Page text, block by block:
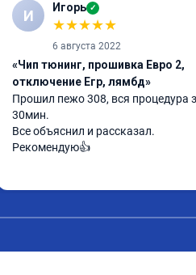
И Игорь ✓
★★★★★
6 августа 2022
«Чип тюнинг, прошивка Евро 2,
отключение Егр, лямбд»
Прошил пежо 308, вся процедура
30мин.
Все объяснил и рассказал.
Рекомендую👍